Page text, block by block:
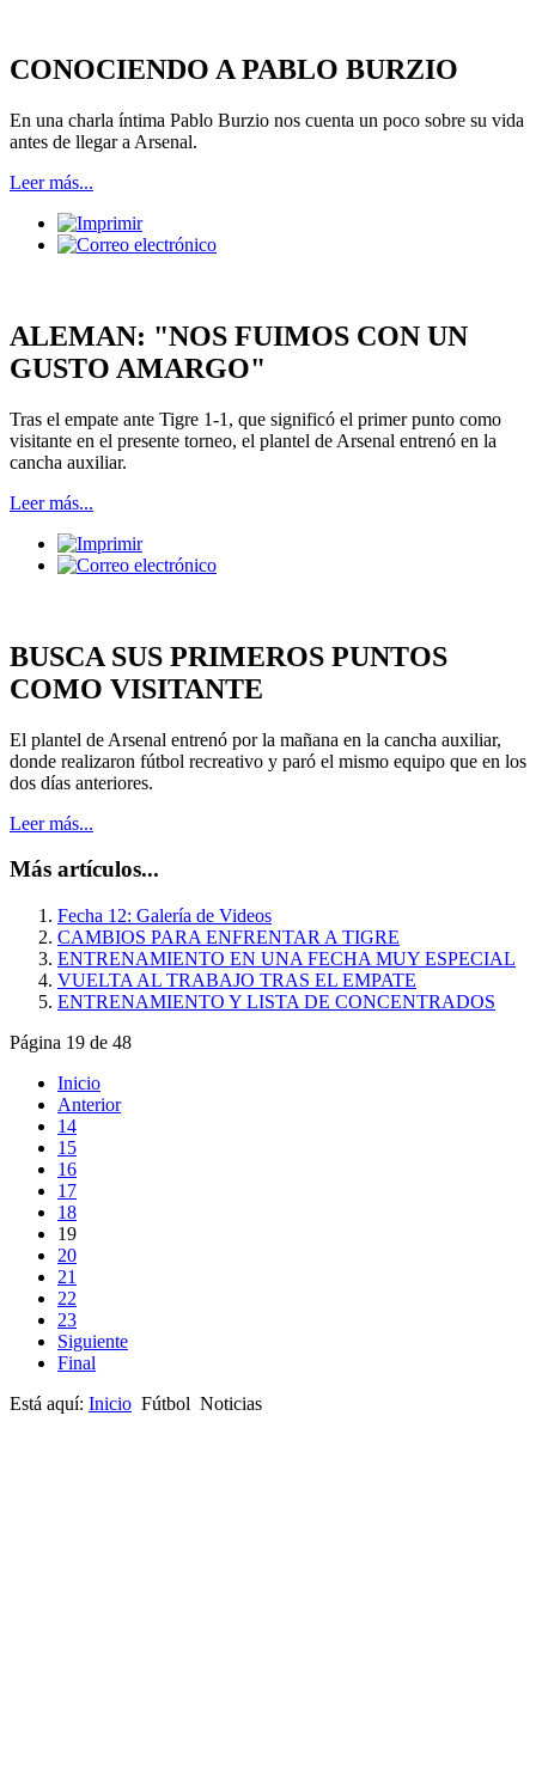
CONOCIENDO A PABLO BURZIO
En una charla íntima Pablo Burzio nos cuenta un poco sobre su vida
antes de llegar a Arsenal.
Leer más...
ALEMAN: "NOS FUIMOS CON UN
GUSTO AMARGO"
Tras el empate ante Tigre 1-1, que significó el primer punto como
visitante en el presente torneo, el plantel de Arsenal entrenó en la
cancha auxiliar.
Leer más...
BUSCA SUS PRIMEROS PUNTOS
COMO VISITANTE
El plantel de Arsenal entrenó por la mañana en la cancha auxiliar,
donde realizaron fútbol recreativo y paró el mismo equipo que en los
dos días anteriores.
Leer más...
Más artículos...
Fecha 12: Galería de Videos
CAMBIOS PARA ENFRENTAR A TIGRE
ENTRENAMIENTO EN UNA FECHA MUY ESPECIAL
VUELTA AL TRABAJO TRAS EL EMPATE
ENTRENAMIENTO Y LISTA DE CONCENTRADOS
Página 19 de 48
Inicio
Anterior
14
15
16
17
18
19
20
21
22
23
Siguiente
Final
Está aquí: Inicio Fútbol Noticias